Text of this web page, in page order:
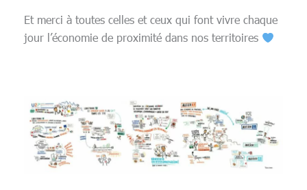
Et merci à toutes celles et ceux qui font vivre chaque
jour l’économie de proximité dans nos territoires